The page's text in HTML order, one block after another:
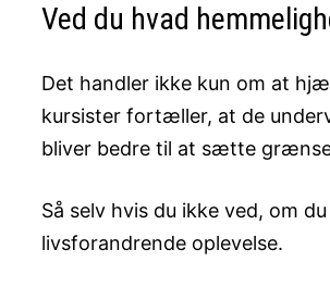
Ved du hvad
Det handler ikke kun om at
kursister fortæller, at de
bliver bedre til at sætte
Så selv hvis du ikke ved, om
livsforandrende oplevelse.